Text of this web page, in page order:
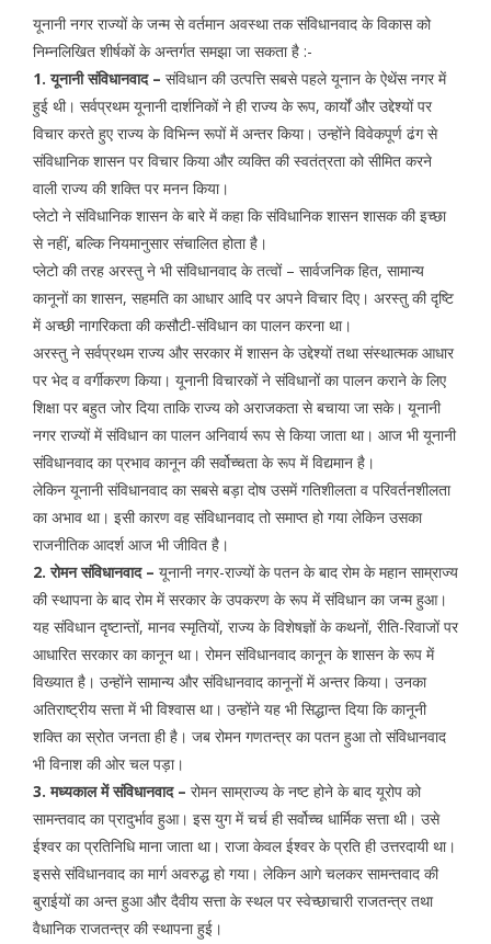
यूनानी नगर राज्यों के जन्म से वर्तमान अवस्था तक संविधानवाद के विकास को
निम्नलिखित शीर्षकों के अन्तर्गत समझा जा सकता है :-
1. यूनानी संविधानवाद – संविधान की उत्पत्ति सबसे पहले यूनान के ऐथेंस नगर में
हुई थी। सर्वप्रथम यूनानी दार्शनिकों ने ही राज्य के रूप, कार्यों और उद्देश्यों पर
विचार करते हुए राज्य के विभिन्न रूपों में अन्तर किया। उन्होंने विवेकपूर्ण ढंग से
संविधानिक शासन पर विचार किया और व्यक्ति की स्वतंत्रता को सीमित करने
वाली राज्य की शक्ति पर मनन किया।
प्लेटो ने संविधानिक शासन के बारे में कहा कि संविधानिक शासन शासक की इच्छा
से नहीं, बल्कि नियमानुसार संचालित होता है।
प्लेटो की तरह अरस्तु ने भी संविधानवाद के तत्वों – सार्वजनिक हित, सामान्य
कानूनों का शासन, सहमति का आधार आदि पर अपने विचार दिए। अरस्तु की दृष्टि
में अच्छी नागरिकता की कसौटी-संविधान का पालन करना था।
अरस्तु ने सर्वप्रथम राज्य और सरकार में शासन के उद्देश्यों तथा संस्थात्मक आधार
पर भेद व वर्गीकरण किया। यूनानी विचारकों ने संविधानों का पालन कराने के लिए
शिक्षा पर बहुत जोर दिया ताकि राज्य को अराजकता से बचाया जा सके। यूनानी
नगर राज्यों में संविधान का पालन अनिवार्य रूप से किया जाता था। आज भी यूनानी
संविधानवाद का प्रभाव कानून की सर्वोच्चता के रूप में विद्यमान है।
लेकिन यूनानी संविधानवाद का सबसे बड़ा दोष उसमें गतिशीलता व परिवर्तनशीलता
का अभाव था। इसी कारण वह संविधानवाद तो समाप्त हो गया लेकिन उसका
राजनीतिक आदर्श आज भी जीवित है।
2. रोमन संविधानवाद – यूनानी नगर-राज्यों के पतन के बाद रोम के महान साम्राज्य
की स्थापना के बाद रोम में सरकार के उपकरण के रूप में संविधान का जन्म हुआ।
यह संविधान दृष्टान्तों, मानव स्मृतियों, राज्य के विशेषज्ञों के कथनों, रीति-रिवाजों पर
आधारित सरकार का कानून था। रोमन संविधानवाद कानून के शासन के रूप में
विख्यात है। उन्होंने सामान्य और संविधानवाद कानूनों में अन्तर किया। उनका
अतिराष्ट्रीय सत्ता में भी विश्वास था। उन्होंने यह भी सिद्धान्त दिया कि कानूनी
शक्ति का स्रोत जनता ही है। जब रोमन गणतन्त्र का पतन हुआ तो संविधानवाद
भी विनाश की ओर चल पड़ा।
3. मध्यकाल में संविधानवाद – रोमन साम्राज्य के नष्ट होने के बाद यूरोप को
सामन्तवाद का प्रादुर्भाव हुआ। इस युग में चर्च ही सर्वोच्च धार्मिक सत्ता थी। उसे
ईश्वर का प्रतिनिधि माना जाता था। राजा केवल ईश्वर के प्रति ही उत्तरदायी था।
इससे संविधानवाद का मार्ग अवरुद्ध हो गया। लेकिन आगे चलकर सामन्तवाद की
बुराईयों का अन्त हुआ और दैवीय सत्ता के स्थल पर स्वेच्छाचारी राजतन्त्र तथा
वैधानिक राजतन्त्र की स्थापना हुई।